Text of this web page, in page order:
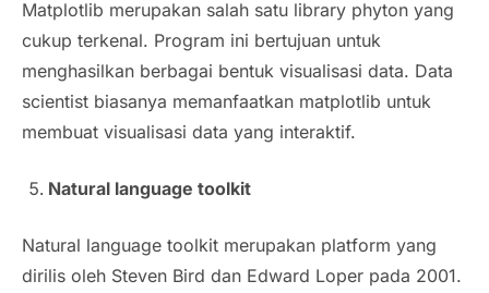
Matplotlib merupakan salah satu library phyton yang
cukup terkenal. Program ini bertujuan untuk
menghasilkan berbagai bentuk visualisasi data. Data
scientist biasanya memanfaatkan matplotlib untuk
membuat visualisasi data yang interaktif.
Natural language toolkit
Natural language toolkit merupakan platform yang
dirilis oleh Steven Bird dan Edward Loper pada 2001.